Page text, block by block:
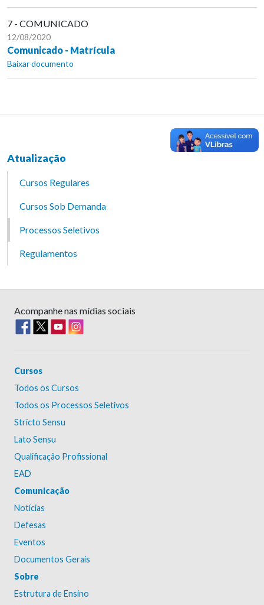
7 - COMUNICADO
12/08/2020
Comunicado - Matrícula
Baixar documento
Atualização
Cursos Regulares
Cursos Sob Demanda
Processos Seletivos
Regulamentos
Acompanhe nas mídias sociais
Cursos
Todos os Cursos
Todos os Processos Seletivos
Stricto Sensu
Lato Sensu
Qualificação Profissional
EAD
Comunicação
Notícias
Defesas
Eventos
Documentos Gerais
Sobre
Estrutura de Ensino